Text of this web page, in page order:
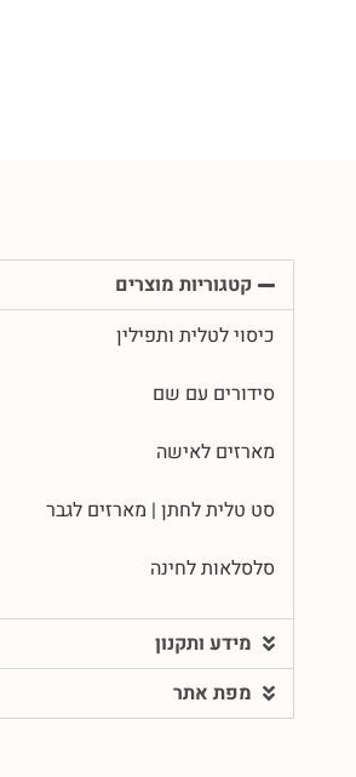
קטגוריות מוצרים
כיסוי לטלית ותפילין
סידורים עם שם
מארזים לאישה
סט טלית לחתן | מארזים לגבר
סלסלאות לחינה
מידע ותקנון
מפת אתר